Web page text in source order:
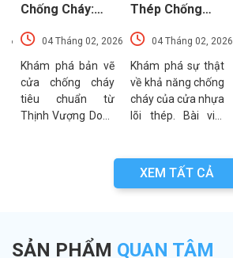
Chống Cháy:
Chi Tiết Cấu
Tạo Và Tiêu
Chuẩn Kỹ Thuật
Mới Nhất
04 Tháng 02, 2026
Khám phá bản vẽ
cửa chống cháy
tiêu chuẩn từ
Thịnh Vượng Door.
sơ đồ cấu tạo và
Thép Chống
Cháy: Cấu Tạo
Và Các Tiêu
Chuẩn An Toàn
PCCC Mới Nhất
04 Tháng 02, 2026
Khám phá sự thật
về khả năng chống
cháy của cửa nhựa
lõi thép. Bài viết
và các tiêu chuẩn
XEM TẤT CẢ
SẢN PHẨM QUAN TÂM